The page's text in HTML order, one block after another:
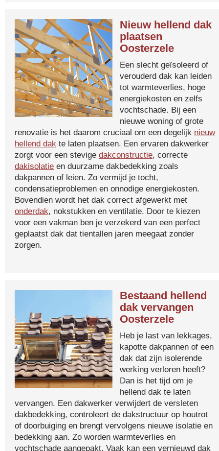
Nieuw hellend dak
plaatsen
Oosterzele
Een slecht geïsoleerd of
verouderd dak kan leiden
tot warmteverlies, hoge
energiekosten en zelfs
vochtschade. Bij een
nieuwe woning of grote
renovatie is het daarom cruciaal om een degelijk nieuw
hellend dak te laten plaatsen. Een ervaren dakwerker
zorgt voor een stevige dakconstructie, correcte
dakisolatie en duurzame dakbedekking zoals
dakpannen of leien. Zo vermijd je tocht,
condensatieproblemen en onnodige energiekosten.
Bovendien wordt het dak correct afgewerkt met
onderdak, nokstukken en ventilatie. Door te kiezen
voor een vakman ben je verzekerd van een perfect
geplaatst dak dat tientallen jaren meegaat zonder
zorgen.
Bestaand hellend
dak vervangen
Oosterzele
Heb je last van lekkages,
kapotte dakpannen of een
dak dat zijn isolerende
werking verloren heeft?
Dan is het tijd om je
hellend dak te laten
vervangen. Een dakwerker verwijdert de versleten
dakbedekking, controleert de dakstructuur op houtrot
of doorbuiging en brengt vervolgens nieuwe isolatie en
bedekking aan. Zo worden warmteverlies en
vochtschade aangepakt. Vaak kan een vernieuwd dak